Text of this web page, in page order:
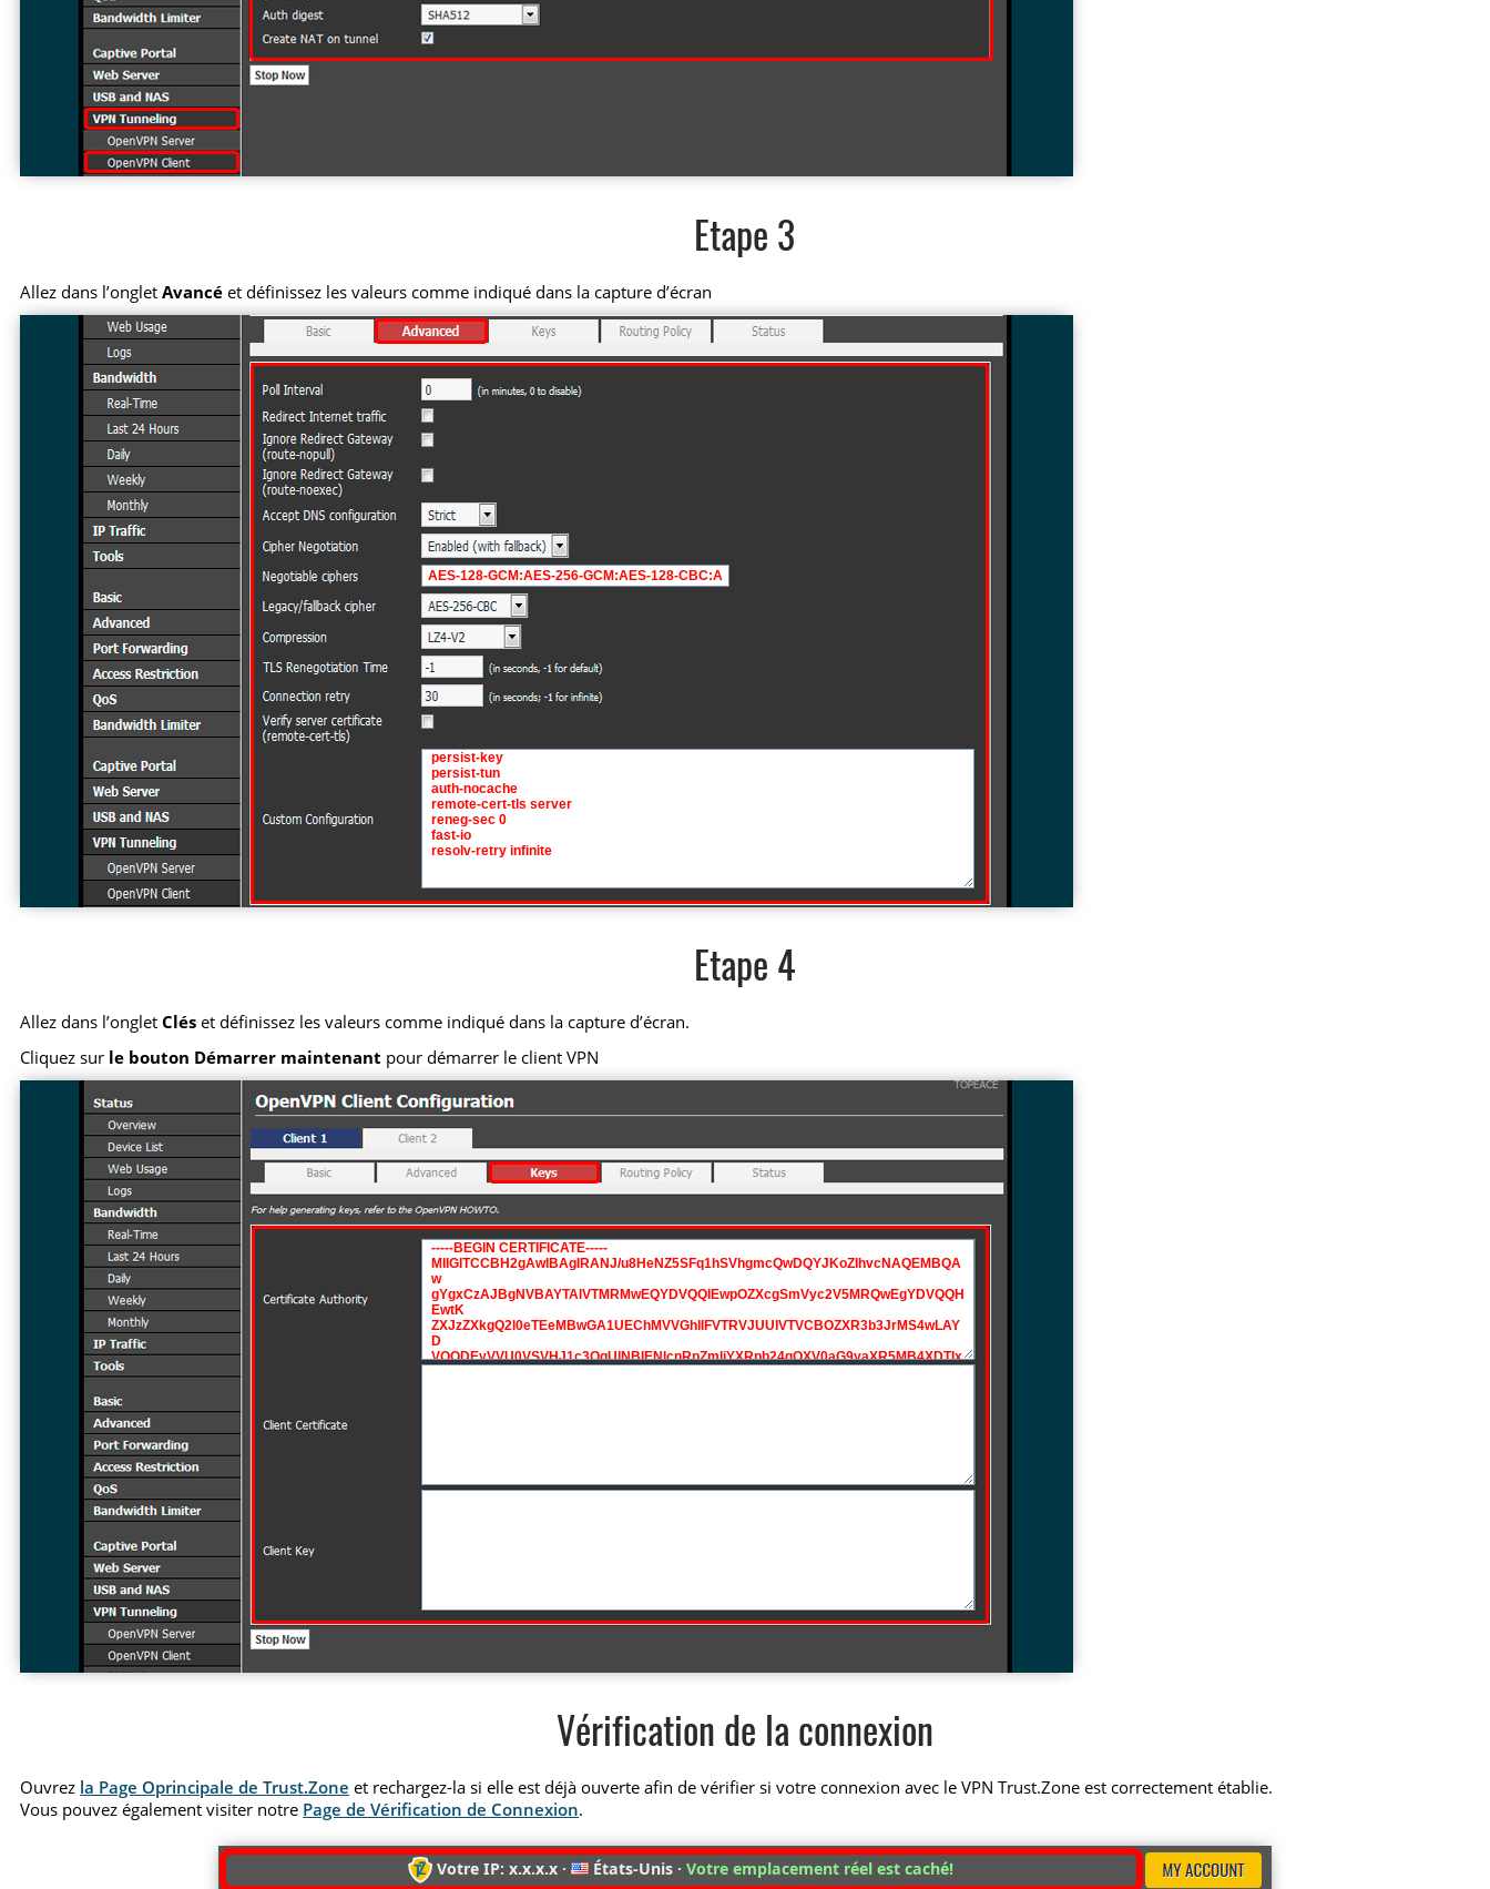
Etape 3
Allez dans l’ongletAvancé et définissez les valeurs comme indiqué dans la capture d’écran
Etape 4
Allez dans l’ongletClés et définissez les valeurs comme indiqué dans la capture d’écran.
Cliquez sur le bouton Démarrer maintenant pour démarrer le client VPN
Vérification de la connexion
Ouvrez la Page Oprincipale de Trust.Zone et rechargez-la si elle est déjà ouverte afin de vérifier si votre connexion avec le VPN Trust.Zone est correctement établie.
Vous pouvez également visiter notre Page de Vérification de Connexion.
Votre IP: x.x.x.x · États-Unis ·Votre emplacement réel est caché!